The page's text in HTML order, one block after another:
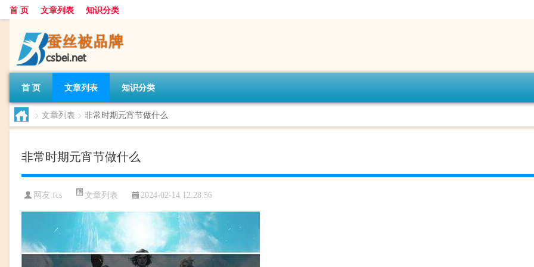
首 页 文章列表 知识分类
首 页 文章列表 知识分类
> 文章列表 > 非常时期元宵节做什么
非常时期元宵节做什么
网友:fcs 文章列表 2024-02-14 12:28:56